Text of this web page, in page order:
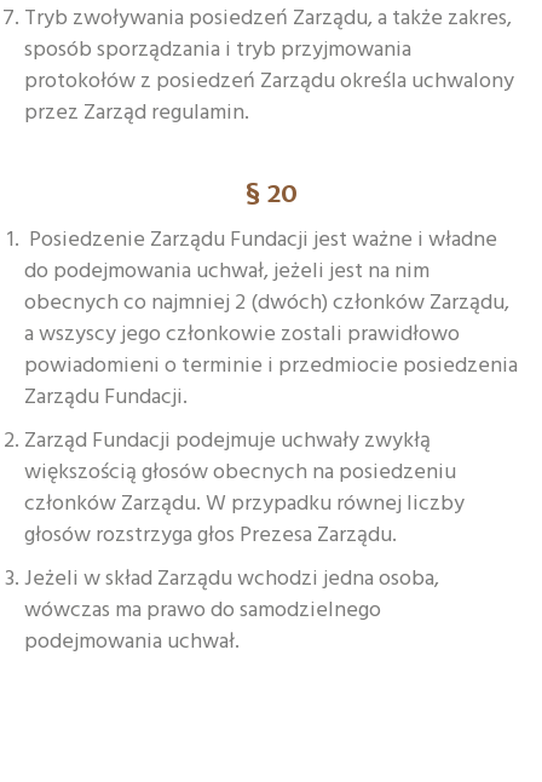
Tryb zwoływania posiedzeń Zarządu, a także zakres,
sposób sporządzania i tryb przyjmowania
protokołów z posiedzeń Zarządu określa uchwalony
przez Zarząd regulamin.
§ 20
Posiedzenie Zarządu Fundacji jest ważne i władne
do podejmowania uchwał, jeżeli jest na nim
obecnych co najmniej 2 (dwóch) członków Zarządu,
a wszyscy jego członkowie zostali prawidłowo
powiadomieni o terminie i przedmiocie posiedzenia
Zarządu Fundacji.
Zarząd Fundacji podejmuje uchwały zwykłą
większością głosów obecnych na posiedzeniu
członków Zarządu. W przypadku równej liczby
głosów rozstrzyga głos Prezesa Zarządu.
Jeżeli w skład Zarządu wchodzi jedna osoba,
wówczas ma prawo do samodzielnego
podejmowania uchwał.